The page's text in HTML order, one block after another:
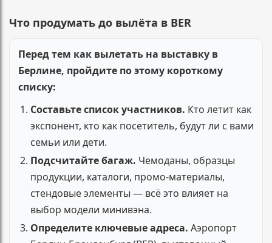
Что продумать до вылёта в BER
Перед тем как вылетать на выставку в
Берлине, пройдите по этому короткому
списку:
Составьте список участников. Кто летит как
экспонент, кто как посетитель, будут ли с вами
семьи или дети.
Подсчитайте багаж. Чемоданы, образцы
продукции, каталоги, промо-материалы,
стендовые элементы — всё это влияет на
выбор модели минивэна.
Определите ключевые адреса. Аэропорт